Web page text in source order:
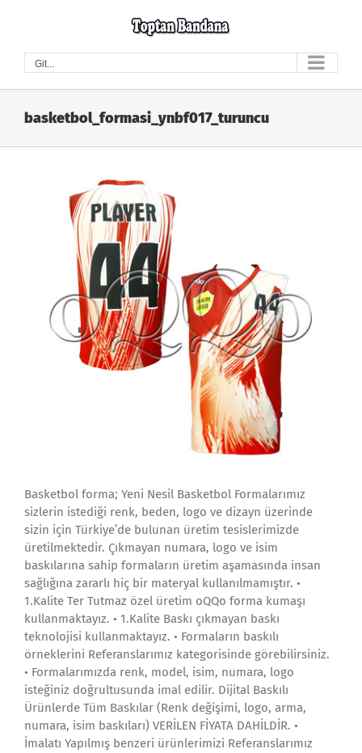
Git...
basketbol_formasi_ynbf017_turuncu
Basketbol forma; Yeni Nesil Basketbol Formalarımız
sizlerin istediği renk, beden, logo ve dizayn üzerinde
sizin için Türkiye’de bulunan üretim tesislerimizde
üretilmektedir. Çıkmayan numara, logo ve isim
baskılarına sahip formaların üretim aşamasında insan
sağlığına zararlı hiç bir materyal kullanılmamıştır. •
1.Kalite Ter Tutmaz özel üretim oQQo forma kumaşı
kullanmaktayız. • 1.Kalite Baskı çıkmayan baskı
teknolojisi kullanmaktayız. • Formaların baskılı
örneklerini Referanslarımız kategorisinde görebilirsiniz.
• Formalarımızda renk, model, isim, numara, logo
isteğiniz doğrultusunda imal edilir. Dijital Baskılı
Ürünlerde Tüm Baskılar (Renk değişimi, logo, arma,
numara, isim baskıları) VERİLEN FİYATA DAHİLDİR. •
İmalatı Yapılmış benzeri ürünlerimizi Referanslarımız